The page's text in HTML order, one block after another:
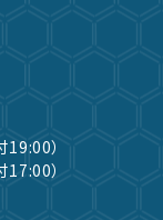
）
）